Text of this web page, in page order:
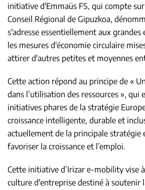
initiative d'Emmaüs FS, qui compte
Conseil Régional de Gipuzkoa,
s'adresse essentiellement aux
les mesures d'économie circulaire
attirer d'autres petites et moyennes
Cette action répond au principe de «
dans l’utilisation des ressources », qui
initiatives phares de la stratégie
croissance intelligente, durable et
actuellement de la principale stratégie
favoriser la croissance et l’emploi.
Cette initiative d’Irizar e-mobility vise
culture d'entreprise destiné à soutenir